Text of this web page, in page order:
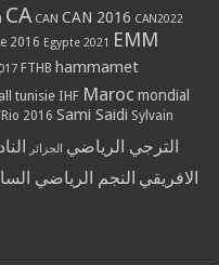
CA CAN CAN 2016 CAN2022
2016 Egypte 2021 EMM
FTHB hammamet
tunisie IHF Maroc mondial
Rio 2016 Sami Saidi Sylvain
الترجي الرياضي الجزائر
الافريقي النجم الرياضي